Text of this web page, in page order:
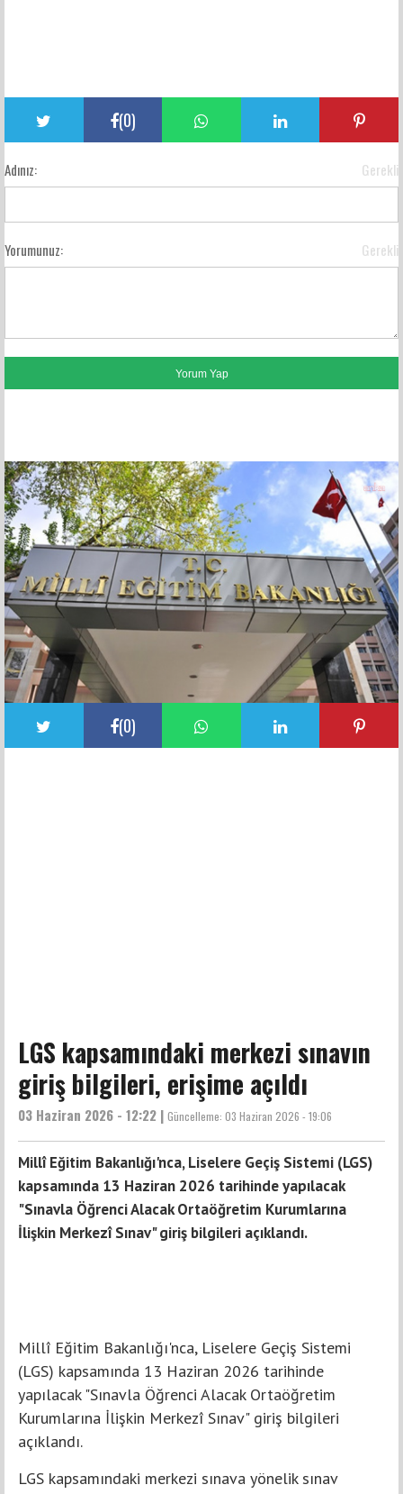
(0)
Adınız: Gerekli
Yorumunuz: Gerekli
(0)
LGS kapsamındaki merkezi sınavın
giriş bilgileri, erişime açıldı
03 Haziran 2026 - 12:22 | Güncelleme: 03 Haziran 2026 - 19:06
Millî Eğitim Bakanlığı'nca, Liselere Geçiş Sistemi (LGS)
kapsamında 13 Haziran 2026 tarihinde yapılacak
"Sınavla Öğrenci Alacak Ortaöğretim Kurumlarına
İlişkin Merkezî Sınav" giriş bilgileri açıklandı.
Millî Eğitim Bakanlığı'nca, Liselere Geçiş Sistemi
(LGS) kapsamında 13 Haziran 2026 tarihinde
yapılacak "Sınavla Öğrenci Alacak Ortaöğretim
Kurumlarına İlişkin Merkezî Sınav" giriş bilgileri
açıklandı.
LGS kapsamındaki merkezi sınava yönelik sınav